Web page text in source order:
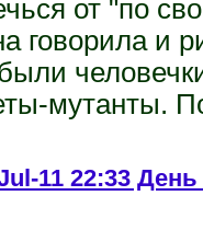
от "по
говорила и
мутанты.
11 22:33